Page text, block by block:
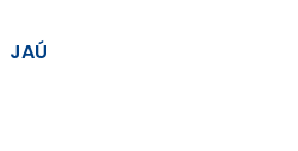
JAÚ